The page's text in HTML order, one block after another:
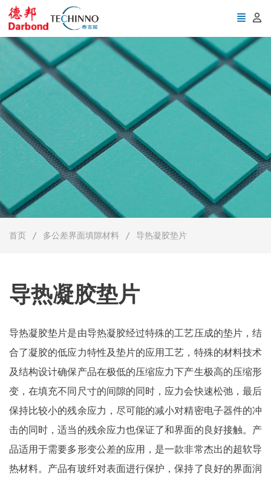
首页 多公差界面填隙材料 导热凝胶垫片
导热凝胶垫片
导热凝胶垫片是由导热凝胶经过特殊的工艺压成的垫片，结
合了凝胶的低应力特性及垫片的应用工艺，特殊的材料技术
及结构设计确保产品在极低的压缩应力下产生极高的压缩形
变，在填充不同尺寸的间隙的同时，应力会快速松弛，最后
保持比较小的残余应力，尽可能的减小对精密电子器件的冲
击的同时，适当的残余应力也保证了和界面的良好接触。产
品适用于需要多形变公差的应用，是一款非常杰出的超软导
热材料。产品有玻纤对表面进行保护，保持了良好的界面润